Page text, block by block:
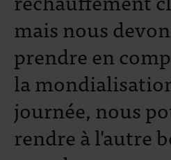
mais nous
prendre en
la
journée, nous
rendre à l'autre